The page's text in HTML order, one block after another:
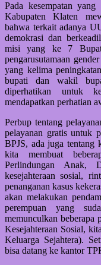
Pada kesempatan
Kabupaten Klaten
bahwa terkait adanya
demokrasi dan
misi yang ke 7
pengarusutamaan
yang kelima
bupati dan wakil
diperhatikan untuk
mendapatkan perhatian
Perbup tentang
pelayanan gratis untuk
BPJS, ada juga tentang
kita membuat
Perlindungan Anak,
kesejahteraan sosial,
penanganan kasus
akan melakukan
perempuan yang
memunculkan beberapa
Kesejahteraan Sosial,
Keluarga Sejahtera).
bisa datang ke kantor